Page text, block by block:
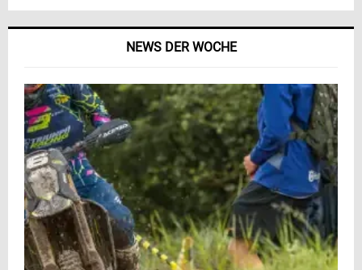
NEWS DER WOCHE